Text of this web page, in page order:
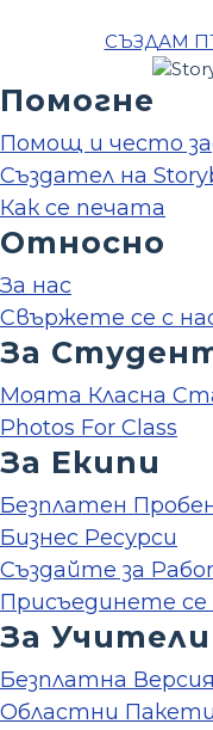
СЪЗДАМ
Помогне
Помощ и често
Създател на
Как се печата
Относно
За нас
Свържете се с
За
Моята Класна
Photos For Class
За Екипи
Безплатен
Бизнес Ресурси
Създайте за
Присъединете се
За Учители
Безплатна
Областни Пакети